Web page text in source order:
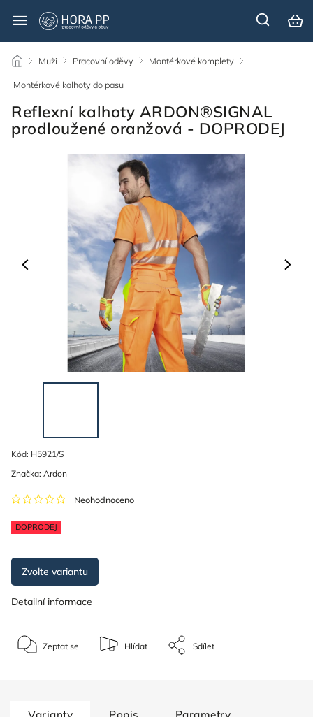
/ Muži / Pracovní oděvy / Montérkové komplety /
Montérkové kalhoty do pasu
Reflexní kalhoty ARDON®SIGNAL
prodloužené oranžová - DOPRODEJ
Kód: H5921/S
DOPRODEJ
Neohodnoceno
Značka: Ardon
Zvolte variantu
Detailní informace
Zeptat se Hlídat Sdílet